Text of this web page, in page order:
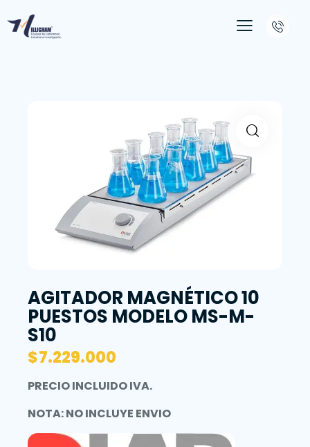
AGITADOR MAGNÉTICO 10
PUESTOS MODELO MS-M-
S10
$7.229.000
PRECIO INCLUIDO IVA.
NOTA: NO INCLUYE ENVIO